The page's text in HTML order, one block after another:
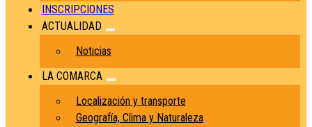
INSCRIPCIONES
ACTUALIDAD
Noticias
LA COMARCA
Localización y transporte
Geografía, Clima y Naturaleza